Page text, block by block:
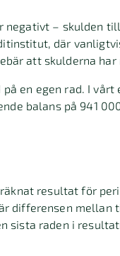
negativt – skulden
där
att skulderna har
en egen rad. I vårt
balans på 941
resultat för
differensen mellan
sista raden i